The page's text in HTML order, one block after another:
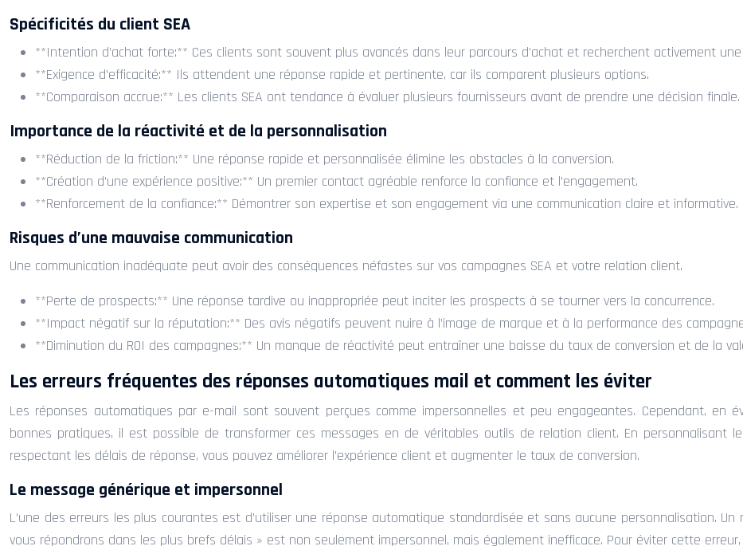
Spécificités du client SEA
**Intention d’achat forte:** Ces clients sont souvent plus avancés dans leur parcours d’achat et recherchent activement
**Exigence d’efficacité:** Ils attendent une réponse rapide et pertinente, car ils comparent plusieurs options.
**Comparaison accrue:** Les clients SEA ont tendance à évaluer plusieurs fournisseurs avant de prendre une décision finale.
Importance de la réactivité et de la personnalisation
**Réduction de la friction:** Une réponse rapide et personnalisée élimine les obstacles à la conversion.
**Création d’une expérience positive:** Un premier contact agréable renforce la confiance et l’engagement.
**Renforcement de la confiance:** Démontrer son expertise et son engagement via une communication claire et informative.
Risques d’une mauvaise communication
Une communication inadéquate peut avoir des conséquences néfastes sur vos campagnes SEA et votre relation client.
**Perte de prospects:** Une réponse tardive ou inappropriée peut inciter les prospects à se tourner vers la concurrence.
**Impact négatif sur la réputation:** Des avis négatifs peuvent nuire à l’image de marque et à la performance des
**Diminution du ROI des campagnes:** Un manque de réactivité peut entraîner une baisse du taux de conversion et de la
Les erreurs fréquentes des réponses automatiques mail et comment les éviter
Les réponses automatiques par e-mail sont souvent perçues comme impersonnelles et peu engageantes. Cependant,
bonnes pratiques, il est possible de transformer ces messages en de véritables outils de relation client. En personnalisant
respectant les délais de réponse, vous pouvez améliorer l’expérience client et augmenter le taux de conversion.
Le message générique et impersonnel
L’une des erreurs les plus courantes est d’utiliser une réponse automatique standardisée et sans aucune personnalisation.
vous répondrons dans les plus brefs délais » est non seulement impersonnel, mais également inefficace. Pour éviter cette